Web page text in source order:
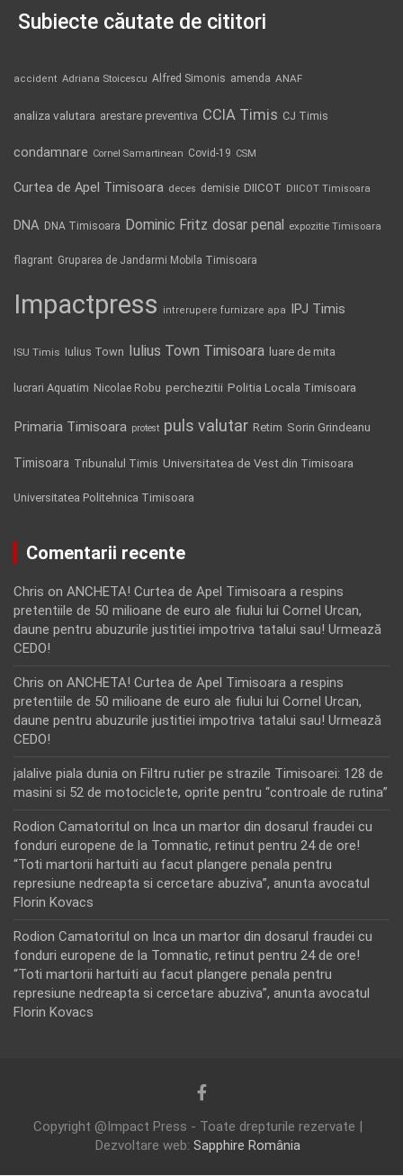
Subiecte căutate de cititori
accident Adriana Stoicescu Alfred Simonis amenda ANAF
analiza valutara arestare preventiva CCIA Timis CJ Timis
condamnare Cornel Samartinean Covid-19 CSM
Curtea de Apel Timisoara deces demisie DIICOT DIICOT Timisoara
DNA DNA Timisoara Dominic Fritz dosar penal expozitie Timisoara
flagrant Gruparea de Jandarmi Mobila Timisoara
Impactpress intrerupere furnizare apa IPJ Timis
ISU Timis Iulius Town Iulius Town Timisoara luare de mita
lucrari Aquatim Nicolae Robu perchezitii Politia Locala Timisoara
Primaria Timisoara protest puls valutar Retim Sorin Grindeanu
Timisoara Tribunalul Timis Universitatea de Vest din Timisoara
Universitatea Politehnica Timisoara
Comentarii recente
Chris on ANCHETA! Curtea de Apel Timisoara a respins
pretentiile de 50 milioane de euro ale fiului lui Cornel Urcan,
daune pentru abuzurile justitiei impotriva tatalui sau! Urmează
CEDO!
Chris on ANCHETA! Curtea de Apel Timisoara a respins
pretentiile de 50 milioane de euro ale fiului lui Cornel Urcan,
daune pentru abuzurile justitiei impotriva tatalui sau! Urmează
CEDO!
jalalive piala dunia on Filtru rutier pe strazile Timisoarei: 128 de
masini si 52 de motociclete, oprite pentru “controale de rutina”
Rodion Camatoritul on Inca un martor din dosarul fraudei cu
fonduri europene de la Tomnatic, retinut pentru 24 de ore!
“Toti martorii hartuiti au facut plangere penala pentru
represiune nedreapta si cercetare abuziva”, anunta avocatul
Florin Kovacs
Rodion Camatoritul on Inca un martor din dosarul fraudei cu
fonduri europene de la Tomnatic, retinut pentru 24 de ore!
“Toti martorii hartuiti au facut plangere penala pentru
represiune nedreapta si cercetare abuziva”, anunta avocatul
Florin Kovacs
Copyright @Impact Press - Toate drepturile rezervate |
Dezvoltare web: Sapphire România